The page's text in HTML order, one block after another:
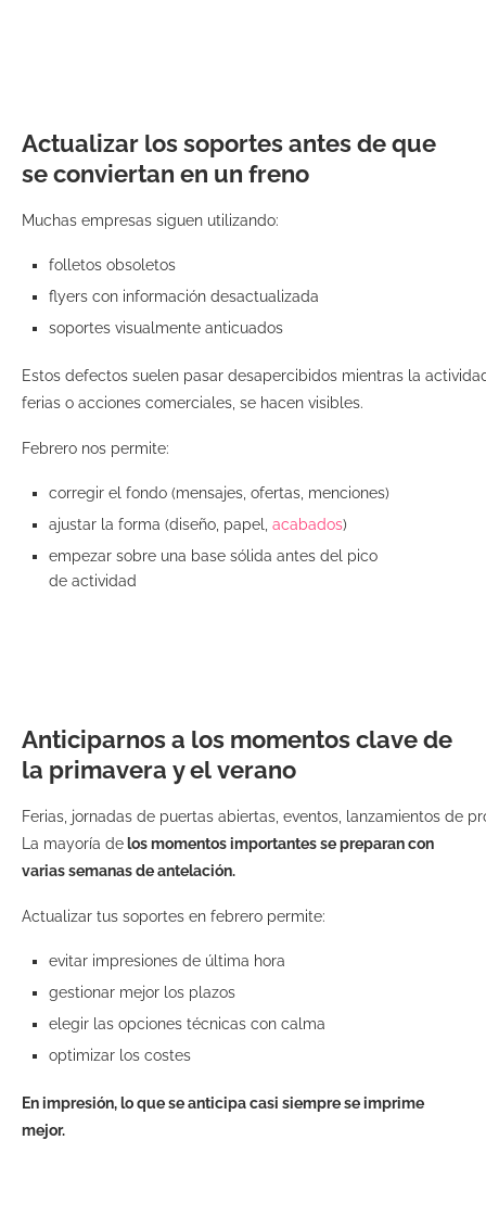
Actualizar los soportes antes de que
se conviertan en un freno
Muchas empresas siguen utilizando:
folletos obsoletos
flyers con información desactualizada
soportes visualmente anticuados
Estos defectos suelen pasar desapercibidos mientras la
ferias o acciones comerciales, se hacen visibles.
Febrero nos permite:
corregir el fondo (mensajes, ofertas, menciones)
ajustar la forma (diseño, papel, acabados)
empezar sobre una base sólida antes del pico
de actividad
Anticiparnos a los momentos clave de
la primavera y el verano
Ferias, jornadas de puertas abiertas, eventos, lanzamientos de
La mayoría delos momentos importantes se preparan con
varias semanas de antelación.
Actualizar tus soportes en febrero permite:
evitar impresiones de última hora
gestionar mejor los plazos
elegir las opciones técnicas con calma
optimizar los costes
En impresión, lo que se anticipa casi siempre se imprime
mejor.